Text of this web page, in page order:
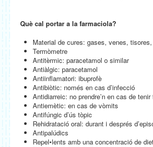
Què cal portar a la farmaciola?
Material de cures: gases, venes,
Termòmetre
Antitèrmic: paracetamol o similar
Antiàlgic: paracetamol
Antiinflamatori: ibuprofè
Antibiòtic: només en cas d’infecció
Antidiarreic: no prendre’n en cas de
Antiemètic: en cas de vòmits
Antifúngic d’ús tòpic
Rehidratació oral: durant i després
Antipalúdics
Repel•lents amb una concentració de